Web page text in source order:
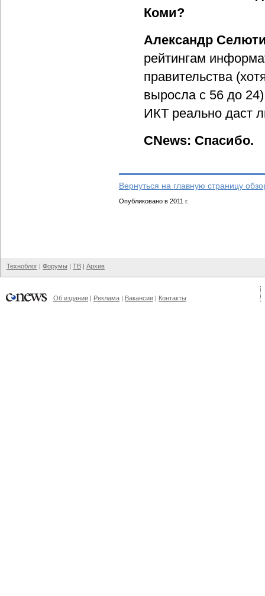
Коми?
Александр
рейтингам
правительства
выросла с 56 до
ИКТ реально даст
CNews: Спасибо.
Вернуться на главную страницу
Опубликовано в 2011 г.
Техноблог | Форумы | ТВ | Архив
Об издании | Реклама | Вакансии | Контакты